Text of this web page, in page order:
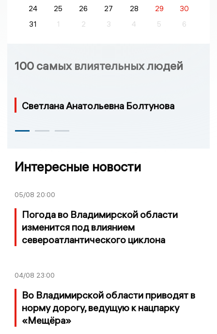
24
25 26 27 28 29
30
31
1 2 3 4 5 6
100 самых влиятельных людей
Светлана Анатольевна Болтунова
Интересные новости
05/08 20:00
Погода во Владимирской области
изменится под влиянием
североатлантического циклона
04/08 23:00
Во Владимирской области приводят в
норму дорогу, ведущую к нацпарку
«Мещёра»